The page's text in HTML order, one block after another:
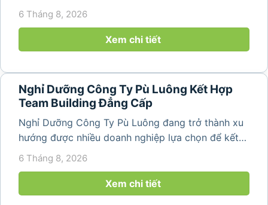
hợp nghỉ dưỡng, tham quan và tổ chức các hoạt
động gắn kết tập thể. Với cảnh quan thiên nhiên
nguyên sơ, không khí...
6 Tháng 8, 2026
Xem chi tiết
Nghỉ Dưỡng Công Ty Pù Luông Kết Hợp
Team Building Đẳng Cấp
Nghỉ Dưỡng Công Ty Pù Luông đang trở thành xu
hướng được nhiều doanh nghiệp lựa chọn để kết
hợp giữa nghỉ ngơi, tái tạo năng lượng và xây
lịch đơn thuần, nhiều công ty...
6 Tháng 8, 2026
Xem chi tiết